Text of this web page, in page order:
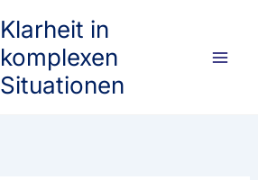
Klarheit in
komplexen
Situationen